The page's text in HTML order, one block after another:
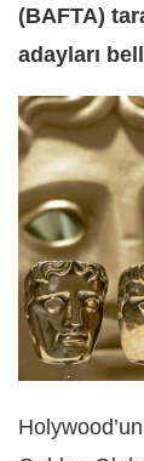
(BAFTA)
adayları